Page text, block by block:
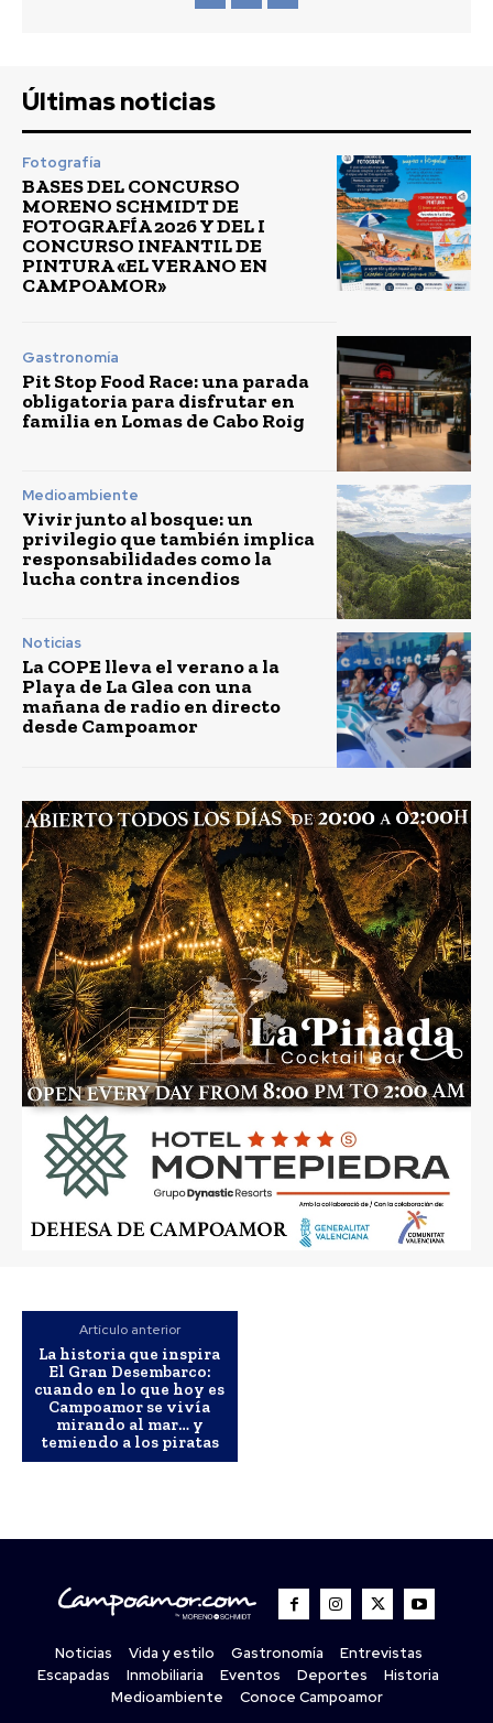
Últimas noticias
Fotografía
BASES DEL CONCURSO
MORENO SCHMIDT DE
FOTOGRAFÍA 2026 Y DEL I
CONCURSO INFANTIL DE
PINTURA «EL VERANO EN
CAMPOAMOR»
Gastronomía
Pit Stop Food Race: una parada
obligatoria para disfrutar en
familia en Lomas de Cabo Roig
Medioambiente
Vivir junto al bosque: un
privilegio que también implica
responsabilidades como la
lucha contra incendios
Noticias
La COPE lleva el verano a la
Playa de La Glea con una
mañana de radio en directo
desde Campoamor
Artículo anterior
La historia que inspira
El Gran Desembarco:
cuando en lo que hoy es
Campoamor se vivía
mirando al mar… y
temiendo a los piratas
Noticias Vida y estilo Gastronomía
Entrevistas
Escapadas
Inmobiliaria Eventos Deportes
Historia
Medioambiente
Conoce Campoamor